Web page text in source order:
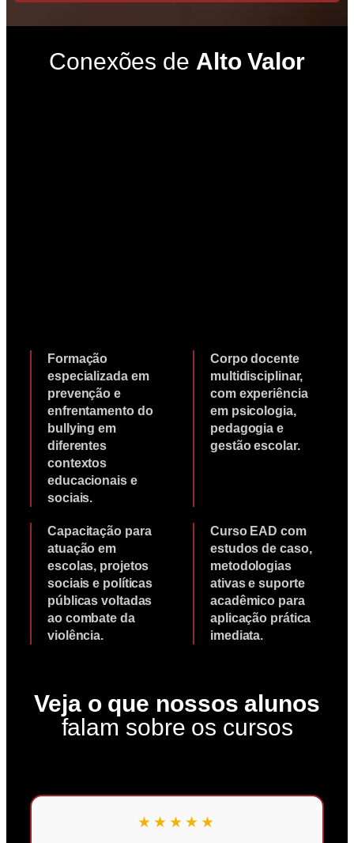
Conexões de Alto Valor
Formação
especializada em
prevenção e
enfrentamento do
bullying em
diferentes
contextos
educacionais e
sociais.
Corpo docente
multidisciplinar,
com experiência
em psicologia,
pedagogia e
gestão escolar.
Capacitação para
atuação em
escolas, projetos
sociais e políticas
públicas voltadas
ao combate da
violência.
Curso EAD com
estudos de caso,
metodologias
ativas e suporte
acadêmico para
aplicação prática
imediata.
Veja o que nossos alunos
falam sobre os cursos
★★★★★